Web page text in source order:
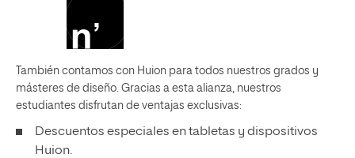
También contamos con Huion para todos nuestros grados y
másteres de diseño. Gracias a esta alianza, nuestros
estudiantes disfrutan de ventajas exclusivas:
Descuentos especiales en tabletas y dispositivos
Huion.